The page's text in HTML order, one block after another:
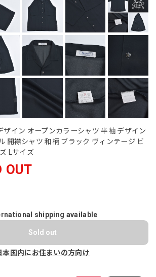
イン オープンカラーシャツ 半袖 デザイン
開襟シャツ 和柄 ブラック ヴィンテージ ビ
Lサイズ
OUT
shipping available
Sold out
本国内にお住まいの方向け